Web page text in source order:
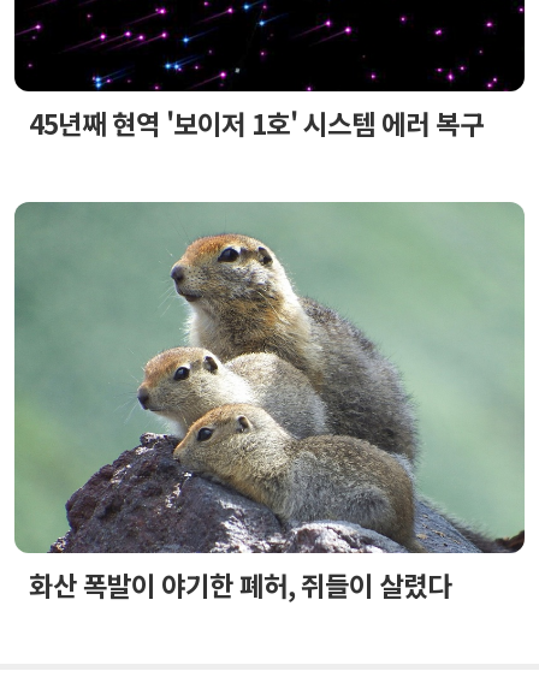
45년째 현역 '보이저 1호' 시스템 에러 복구
화산 폭발이 야기한 폐허, 쥐들이 살렸다